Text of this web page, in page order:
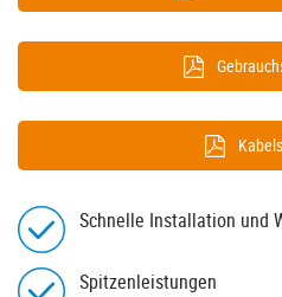
Schnelle Installation und
Spitzenleistungen